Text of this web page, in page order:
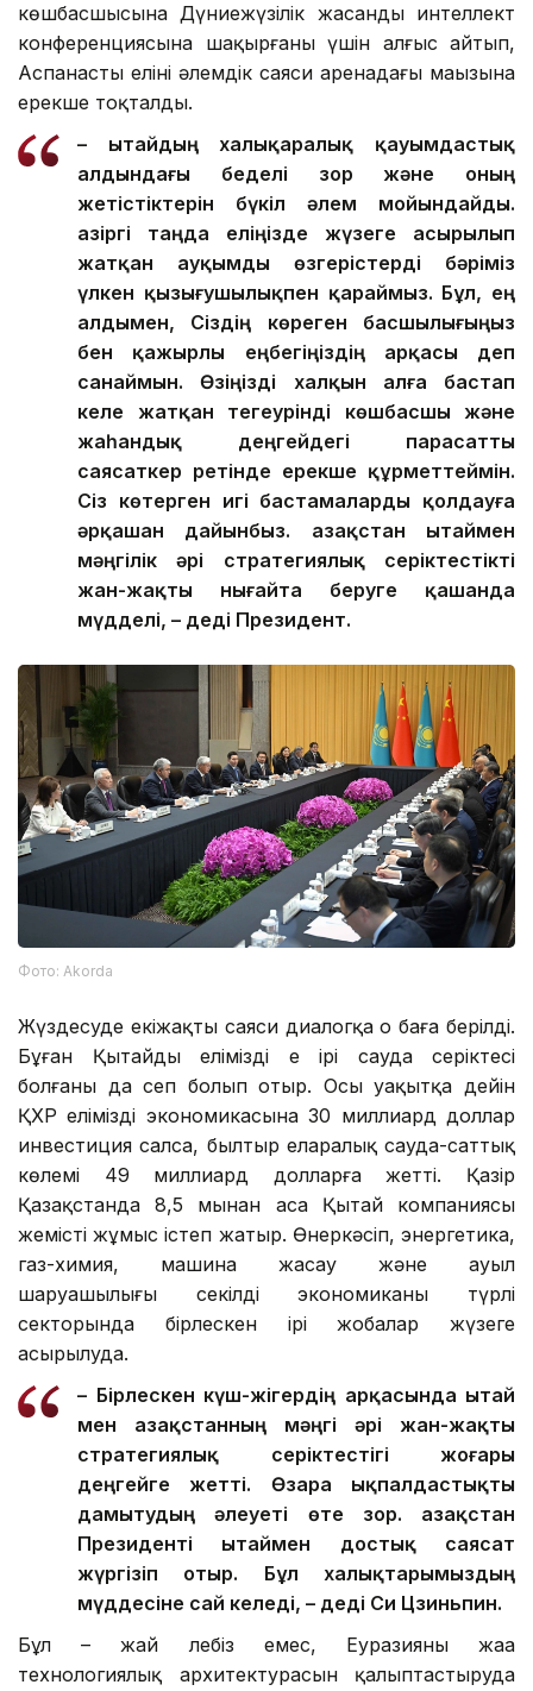
көшбасшысына Дүниежүзілік жасанды интеллект
конференциясына шақырғаны үшін алғыс айтып,
Аспанасты елінің әлемдік саяси аренадағы маңызына
ерекше тоқталды.
– Қытайдың халықаралық қауымдастық
алдындағы беделі зор және оның
жетістіктерін бүкіл әлем мойындайды.
Қазіргі таңда еліңізде жүзеге асырылып
жатқан ауқымды өзгерістерді бәріміз
үлкен қызығушылықпен қараймыз. Бұл, ең
алдымен, Сіздің көреген басшылығыңыз
бен қажырлы еңбегіңіздің арқасы деп
санаймын. Өзіңізді халқын алға бастап
келе жатқан тегеурінді көшбасшы және
жаһандық деңгейдегі парасатты
саясаткер ретінде ерекше құрметтеймін.
Сіз көтерген игі бастамаларды қолдауға
әрқашан дайынбыз. Қазақстан Қытаймен
мәңгілік әрі стратегиялық серіктестікті
жан-жақты нығайта беруге қашанда
мүдделі, – деді Президент.
Фото: Аkorda
Жүздесуде екіжақты саяси диалогқа оң баға берілді.
Бұған Қытайдың еліміздің ең ірі сауда серіктесі
болғаны да сеп болып отыр. Осы уақытқа дейін
ҚХР еліміздің экономикасына 30 миллиард доллар
инвестиция салса, былтыр еларалық сауда-саттық
көлемі 49 миллиард долларға жетті. Қазір
Қазақстанда 8,5 мыңнан аса Қытай компаниясы
жемісті жұмыс істеп жатыр. Өнеркәсіп, энергетика,
газ-химия, машина жасау және ауыл
шаруашылығы секілді экономиканың түрлі
секторында бірлескен ірі жобалар жүзеге
асырылуда.
– Бірлескен күш-жігердің арқасында Қытай
мен Қазақстанның мәңгі әрі жан-жақты
стратегиялық серіктестігі жоғары
деңгейге жетті. Өзара ықпалдастықты
дамытудың әлеуеті өте зор. Қазақстан
Президенті Қытаймен достық саясат
жүргізіп отыр. Бұл халықтарымыздың
мүддесіне сай келеді, – деді Си Цзиньпин.
Бұл – жай лебіз емес, Еуразияның жаңа
технологиялық архитектурасын қалыптастыруда